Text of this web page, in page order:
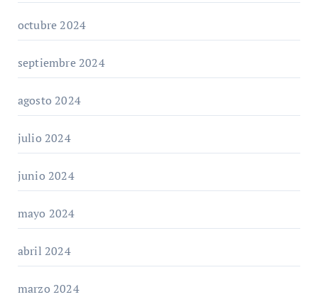
octubre 2024
septiembre 2024
agosto 2024
julio 2024
junio 2024
mayo 2024
abril 2024
marzo 2024